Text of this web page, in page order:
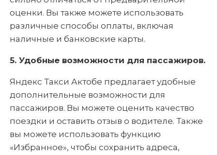
оценки. Вы также можете использовать
различные способы оплаты, включая
наличные и банковские карты.
5. Удобные возможности для пассажиров.
Яндекс Такси Актобе предлагает удобные
дополнительные возможности для
пассажиров. Вы можете оценить качество
поездки и оставить отзыв о водителе. Также
вы можете использовать функцию
«Избранное», чтобы сохранить адреса,